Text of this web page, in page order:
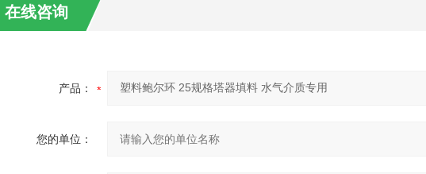
在线咨询
产品：
您的单位：